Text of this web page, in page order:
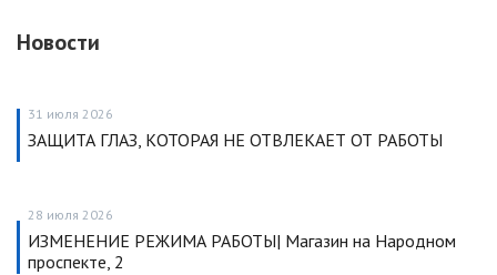
Новости
31 июля 2026
ЗАЩИТА ГЛАЗ, КОТОРАЯ НЕ ОТВЛЕКАЕТ ОТ РАБОТЫ
28 июля 2026
ИЗМЕНЕНИЕ РЕЖИМА РАБОТЫ| Магазин на Народном
проспекте, 2